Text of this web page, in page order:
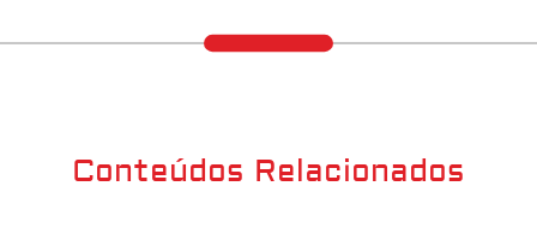
Conteúdos Relacionados